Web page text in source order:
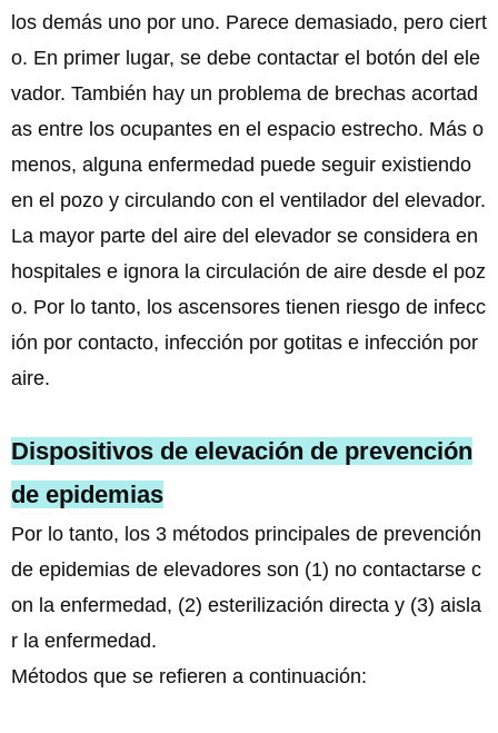
los demás uno por uno. Parece demasiado, pero ciert
o. En primer lugar, se debe contactar el botón del ele
vador. También hay un problema de brechas acortad
as entre los ocupantes en el espacio estrecho. Más o
menos, alguna enfermedad puede seguir existiendo
en el pozo y circulando con el ventilador del elevador.
La mayor parte del aire del elevador se considera en
hospitales e ignora la circulación de aire desde el poz
o. Por lo tanto, los ascensores tienen riesgo de infecc
ión por contacto, infección por gotitas e infección por
aire.
Dispositivos de elevación de prevención
de epidemias
Por lo tanto, los 3 métodos principales de prevención
de epidemias de elevadores son (1) no contactarse c
on la enfermedad, (2) esterilización directa y (3) aisla
r la enfermedad.
Métodos que se refieren a continuación: